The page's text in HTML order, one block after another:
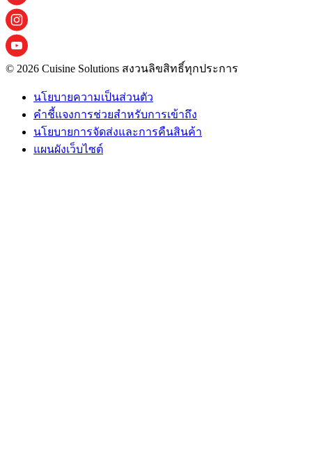
© 2026 Cuisine Solutions สงวนลิขสิทธิ์ทุกประการ
นโยบายความเป็นส่วนตัว
คําชี้แจงการช่วยสําหรับการเข้าถึง
นโยบายการจัดส่งและการคืนสินค้า
แผนผังเว็บไซต์